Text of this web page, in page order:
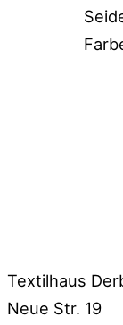
Textilhaus
Neue Str. 19